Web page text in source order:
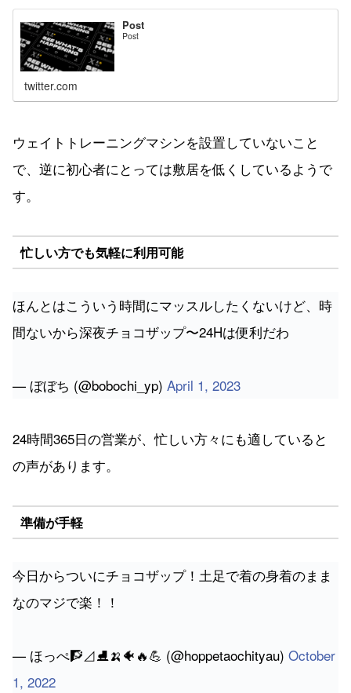
Post
Post
twitter.com
ウェイトトレーニングマシンを設置していないこと
で、逆に初心者にとっては敷居を低くしているようで
す。
忙しい方でも気軽に利用可能
ほんとはこういう時間にマッスルしたくないけど、時
間ないから深夜チョコザップ〜24Hは便利だわ
— ぼぼち (@bobochi_yp) April 1, 2023
24時間365日の営業が、忙しい方々にも適していると
の声があります。
準備が手軽
今日からついにチョコザップ！土足で着の身着のまま
なのマジで楽！！
— ほっぺ🧗⊿⛸🍌🐠🔥💪 (@hoppetaochityau) October
1, 2022